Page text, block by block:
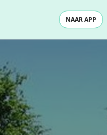
NAAR APP